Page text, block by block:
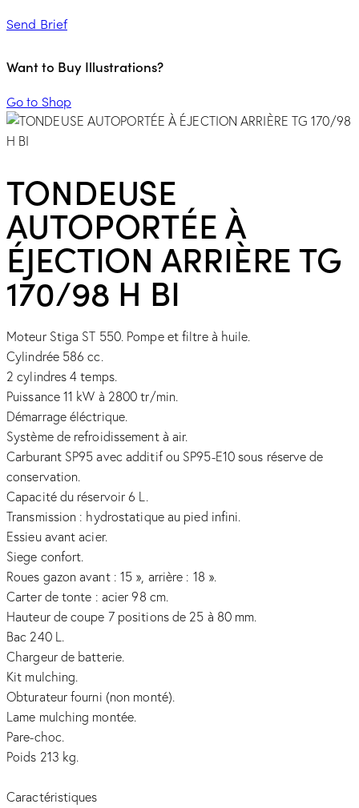
Send Brief
Want to Buy Illustrations?
Go to Shop
TONDEUSE
AUTOPORTÉE À
ÉJECTION ARRIÈRE TG
170/98 H BI
Moteur Stiga ST 550. Pompe et filtre à huile.
Cylindrée 586 cc.
2 cylindres 4 temps.
Puissance 11 kW à 2800 tr/min.
Démarrage éléctrique.
Système de refroidissement à air.
Carburant SP95 avec additif ou SP95-E10 sous réserve de
conservation.
Capacité du réservoir 6 L.
Transmission : hydrostatique au pied infini.
Essieu avant acier.
Siege confort.
Roues gazon avant : 15 », arrière : 18 ».
Carter de tonte : acier 98 cm.
Hauteur de coupe 7 positions de 25 à 80 mm.
Bac 240 L.
Chargeur de batterie.
Kit mulching.
Obturateur fourni (non monté).
Lame mulching montée.
Pare-choc.
Poids 213 kg.
Caractéristiques